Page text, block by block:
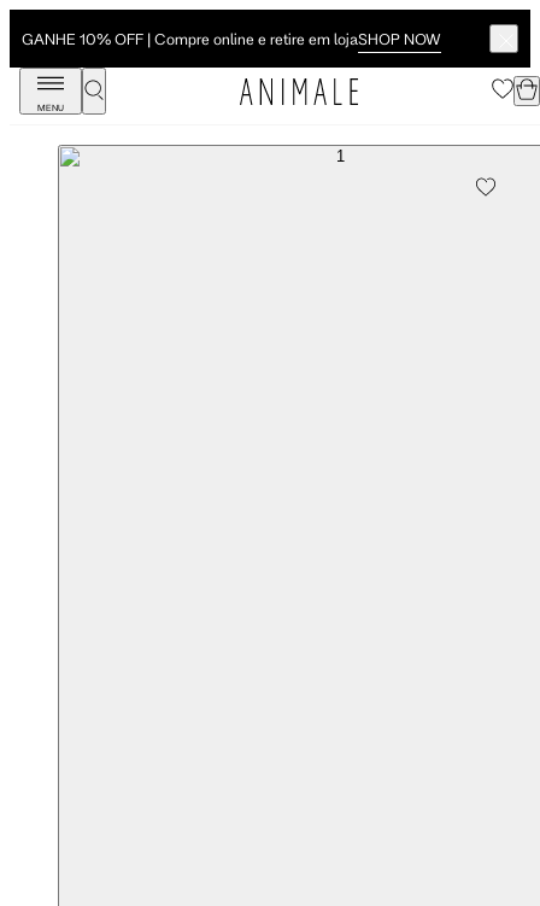
GANHE 10% OFF | Compre online e retire em lojaSHOP NOW
MENU